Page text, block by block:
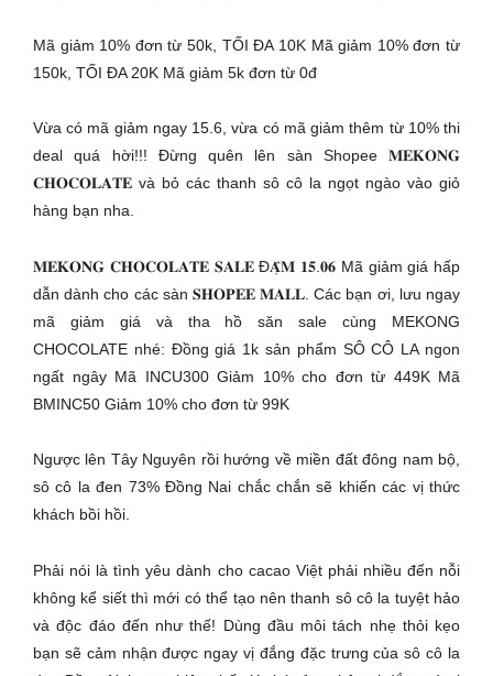
Mã giảm 10% đơn từ 50k, TỐI ĐA 10K Mã giảm 10% đơn từ
150k, TỐI ĐA 20K Mã giảm 5k đơn từ 0đ
Vừa có mã giảm ngay 15.6, vừa có mã giảm thêm từ 10% thi
deal quá hời!!! Đừng quên lên sàn Shopee 𝐌𝐄𝐊𝐎𝐍𝐆
𝐂𝐇𝐎𝐂𝐎𝐋𝐀𝐓𝐄 và bỏ các thanh sô cô la ngọt ngào vào giỏ
hàng bạn nha.
𝐌𝐄𝐊𝐎𝐍𝐆 𝐂𝐇𝐎𝐂𝐎𝐋𝐀𝐓𝐄 𝐒𝐀𝐋𝐄 Đ𝐀̣̂𝐌 𝟏𝟓.𝟎𝟔 Mã giảm giá hấp
dẫn dành cho các sàn 𝐒𝐇𝐎𝐏𝐄𝐄 𝐌𝐀𝐋𝐋. Các bạn ơi, lưu ngay
mã giảm giá và tha hồ săn sale cùng MEKONG
CHOCOLATE nhé: Đồng giá 1k sản phẩm SÔ CÔ LA ngon
ngất ngây Mã INCU300 Giảm 10% cho đơn từ 449K Mã
BMINC50 Giảm 10% cho đơn từ 99K
Ngược lên Tây Nguyên rồi hướng về miền đất đông nam bộ,
sô cô la đen 73% Đồng Nai chắc chắn sẽ khiến các vị thức
khách bồi hồi.
Phải nói là tình yêu dành cho cacao Việt phải nhiều đến nỗi
không kể siết thì mới có thể tạo nên thanh sô cô la tuyệt hảo
và độc đáo đến như thế! Dùng đầu môi tách nhẹ thỏi kẹo
bạn sẽ cảm nhận được ngay vị đắng đặc trưng của sô cô la